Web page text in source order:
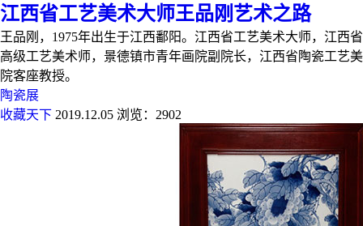
江西省工艺美术大师王品刚艺术之路
王品刚，1975年出生于江西鄱阳。江西省工艺美术大师，江西省
高级工艺美术师，景德镇市青年画院副院长，江西省陶瓷工艺美
院客座教授。
陶瓷展
收藏天下 2019.12.05 浏览：2902